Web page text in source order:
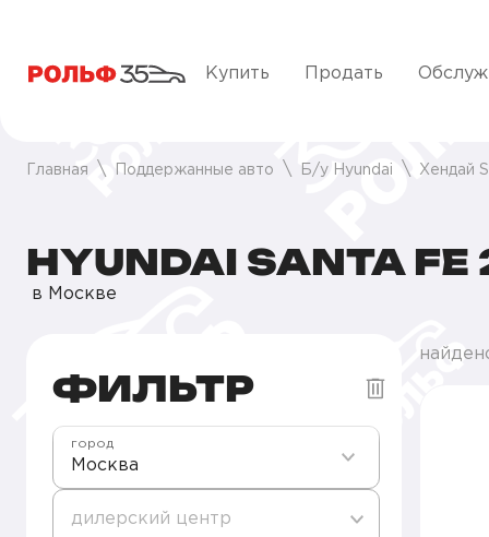
Купить Продать
Главная Поддержанные авто Б/у Hyundai Хендай
HYUNDAI SANTA
в Москве
ФИЛЬТР
Москва
город
дилерский центр